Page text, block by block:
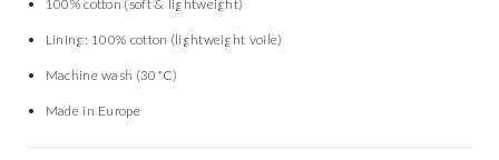
100% cotton (soft & lightweight)
Lining: 100% cotton (lightweight voile)
Machine wash (30*C)
Made in Europe